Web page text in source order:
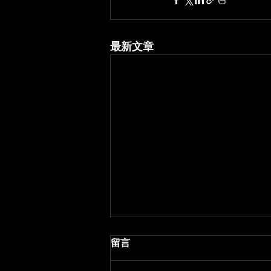
最新文章
2026年4月澳門桑拿市場總覽
會所 4月整體狀態 近期觀察重點
留言